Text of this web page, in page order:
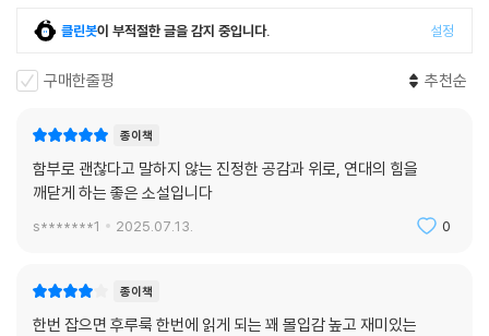
뒤로 숨을 나이도 지났다. 두 팔 벌려 나를 안아 주길 기대하지도 않는다.
았다. 내 갈구는 이제 그 세상을 향해 있다. (P. 196-197)
클린봇이 부적절한 글을 감지 중입니다. 설정
구매한줄평 추천순
종이책
함부로 괜찮다고 말하지 않는 진정한 공감과 위로, 연대의 힘을
깨닫게 하는 좋은 소설입니다
s*******1 2025.07.13. 0
종이책
한번 잡으면 후루룩 한번에 읽게 되는 꽤 몰입감 높고 재미있는